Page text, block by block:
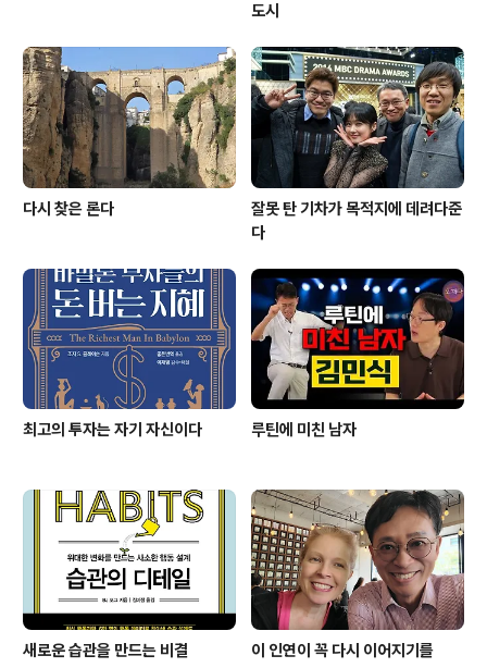
도시
다시 찾은 론다
잘못 탄 기차가 목적지에 데려다준
다
최고의 투자는 자기 자신이다 루틴에 미친 남자
새로운 습관을 만드는 비결 이 인연이 꼭 다시 이어지기를